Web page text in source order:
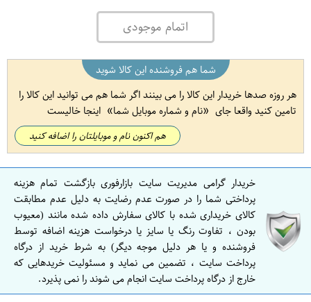
اتمام موجودی
شما هم فروشنده این کالا شوید
هر روزه صدها خریدار این کالا را می بینند اگر شما هم می توانید این کالا را
تامین کنید واقعا جای
نام و شماره موبایل شما اینجا خالیست
هم اکنون نام و موبایلتان را اضافه کنید
خریدار گرامی مدیریت سایت بازارفوری بازگشت تمام هزینه
پرداختی شما را در صورت عدم رضایت به دلیل عدم مطابقت
کالای خریداری شده با کالای سفارش داده شده مانند (معیوب
بودن ، تفاوت رنگ یا سایز یا درخواست هزینه اضافه توسط
فروشنده و یا هر دلیل موجه دیگر) به شرط خرید از درگاه
پرداخت سایت ، تضمین می نماید و مسئولیت خریدهایی که
خارج از درگاه پرداخت سایت انجام می شوند را نمی پذیرد.